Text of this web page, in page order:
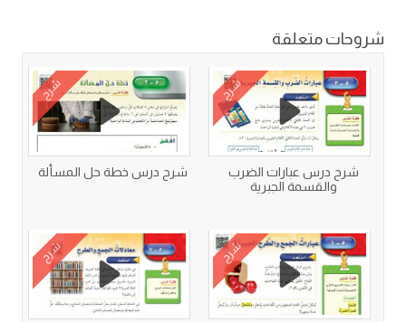
شروحات متعلقة
شرح
شرح درس عبارات الضرب
والقسمة الجبرية
شرح
شرح درس خطة حل المسألة
شرح شرح